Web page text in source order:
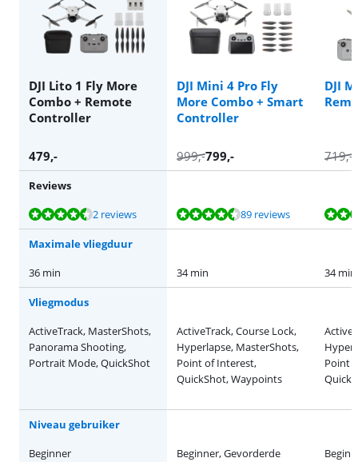
DJI Lito 1 Fly More
Combo + Remote
Controller
DJI Mini 4 Pro Fly
More Combo + Smart
Controller
DJI
479,- 999,-799,- 719,-
Reviews
Beoordeling is 8,8 van de 10, gebaseerd op 2 reviews.
2 reviews
Beoordeling is 8,9 van de 10, gebaseerd op 89 reviews.89 reviews
Beoordeling is 8,9 van de 10, gebaseerd op 89 reviews.
Beoordeling is 8,7 van de 10, gebaseerd op 74 reviews.
Beoordeling is 9,4 van de 10, gebaseerd op 14 reviews.
Maximale vliegduur
36 min
34 min 34 min
Vliegmodus
ActiveTrack, MasterShots,
Panorama Shooting,
Portrait Mode, QuickShot
ActiveTrack, Course Lock,
Hyperlapse, MasterShots,
Point of Interest,
QuickShot, Waypoints
Point
Niveau gebruiker
Beginner
Beginner, Gevorderde